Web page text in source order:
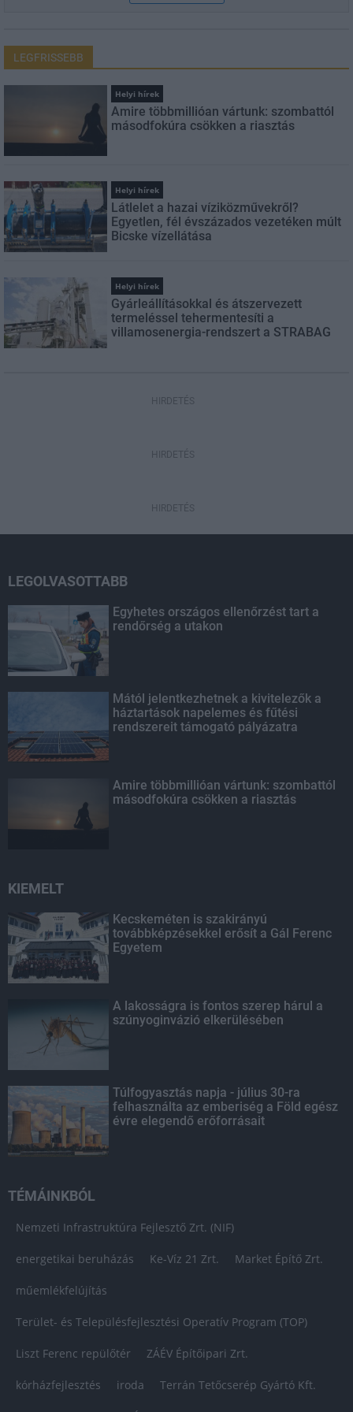
LEGFRISSEBB
Helyi hírek
Amire többmillióan vártunk: szombattól
másodfokúra csökken a riasztás
Helyi hírek
Látlelet a hazai víziközművekről?
Egyetlen, fél évszázados vezetéken múlt
Bicske vízellátása
Helyi hírek
Gyárleállításokkal és átszervezett
termeléssel tehermentesíti a
villamosenergia-rendszert a STRABAG
HIRDETÉS
HIRDETÉS
HIRDETÉS
LEGOLVASOTTABB
Egyhetes országos ellenőrzést tart a
rendőrség a utakon
Mától jelentkezhetnek a kivitelezők a
háztartások napelemes és fűtési
rendszereit támogató pályázatra
Amire többmillióan vártunk: szombattól
másodfokúra csökken a riasztás
KIEMELT
Kecskeméten is szakirányú
továbbképzésekkel erősít a Gál Ferenc
Egyetem
A lakosságra is fontos szerep hárul a
szúnyoginvázió elkerülésében
Túlfogyasztás napja - július 30-ra
felhasználta az emberiség a Föld egész
évre elegendő erőforrásait
TÉMÁINKBÓL
Nemzeti Infrastruktúra Fejlesztő Zrt. (NIF)
energetikai beruházás Ke-Víz 21 Zrt. Market Építő Zrt.
műemlékfelújítás
Terület- és Településfejlesztési Operatív Program (TOP)
Liszt Ferenc repülőtér ZÁÉV Építőipari Zrt.
kórházfejlesztés iroda Terrán Tetőcserép Gyártó Kft.